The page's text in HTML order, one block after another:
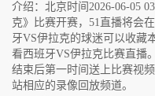
介绍：北京时间2026-06-05
克》比赛开赛，51直播将会
牙VS伊拉克的球迷可以收藏
看西班牙VS伊拉克比赛直播
结束后第一时间送上比赛视
站相应的录像回放频道。